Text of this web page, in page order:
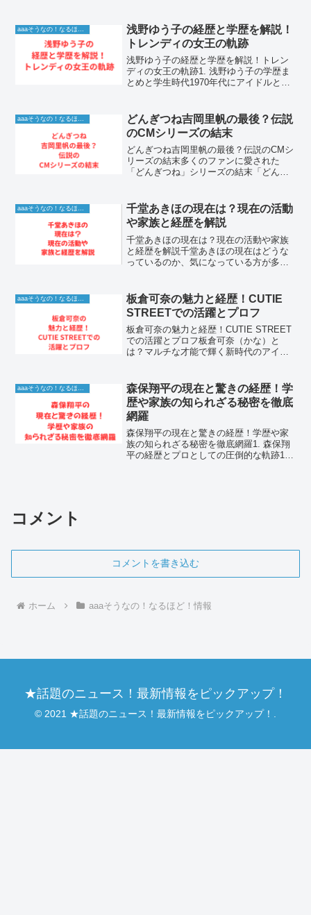
の人々の好奇心を刺激している注目の果
物である。結論とし...
浅野ゆう子の経歴と学歴を解説！
トレンディの女王の軌跡
浅野ゆう子の経歴と学歴を解説！トレン
ディの女王の軌跡1. 浅野ゆう子の学歴ま
とめと学生時代1970年代にアイドルとし
一時代を築いた女優、浅野ゆう子さん。
彼女がどのよ...
どんぎつね吉岡里帆の最後？伝説
のCMシリーズの結末
どんぎつね吉岡里帆の最後？伝説のCMシ
リーズの結末多くのファンに愛された
「どんぎつね」シリーズの結末「どんぎ
岡里帆さんが演じたあまりにも愛らしい
キャラクターです。201...
aaaそうなの！なるほど！情報
千堂あきほの現在は？現在の活動
や家族と経歴を解説
千堂あきほの現在は？現在の活動や家族
と経歴を解説千堂あきほの現在はどうな
っているのか、気になっている方が多く
夫や子供たちと一緒に地方で穏やかな生
活を送っています。バブル...
板倉可奈の魅力と経歴！CUTIE
STREETでの活躍とプロフ
板倉可奈の魅力と経歴！CUTIE STREET
での活躍とプロフ板倉可奈（かな）と
は？マルチな才能で輝く新時代のアイド
注目を集めています。アソビシステムが
手掛ける「KA...
森保翔平の現在と驚きの経歴！学
歴や家族の知られざる秘密を徹底
網羅
森保翔平の現在と驚きの経歴！学歴や家
族の知られざる秘密を徹底網羅1. 森保翔
平の経歴とプロとしての圧倒的な軌跡1-1.
コメント
コメントを書き込む
ホーム aaaそうなの！なるほど！情報
★話題のニュース！最新情報をピックアップ！
© 2021 ★話題のニュース！最新情報をピックアップ！.